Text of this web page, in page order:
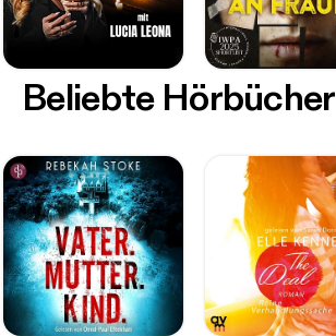
Beliebte Hörbücher